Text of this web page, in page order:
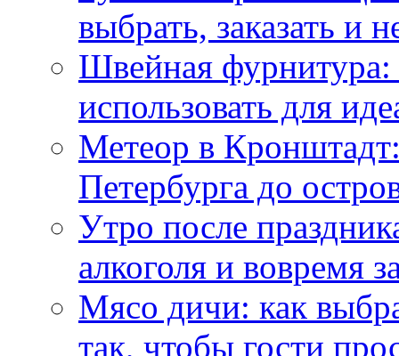
выбрать, заказать и
Швейная фурнитура:
использовать для
Метеор в
Петербурга до
Утро после
алкоголя и вовремя
Мясо дичи: как
так, чтобы гости